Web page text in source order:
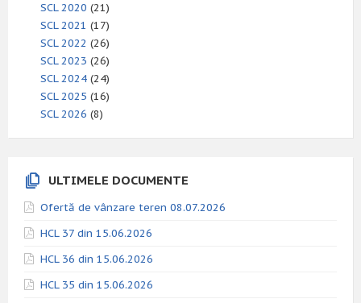
SCL 2020 (21)
SCL 2021 (17)
SCL 2022 (26)
SCL 2023 (26)
SCL 2024 (24)
SCL 2025 (16)
SCL 2026 (8)
ULTIMELE DOCUMENTE
Ofertă de vânzare teren 08.07.2026
HCL 37 din 15.06.2026
HCL 36 din 15.06.2026
HCL 35 din 15.06.2026